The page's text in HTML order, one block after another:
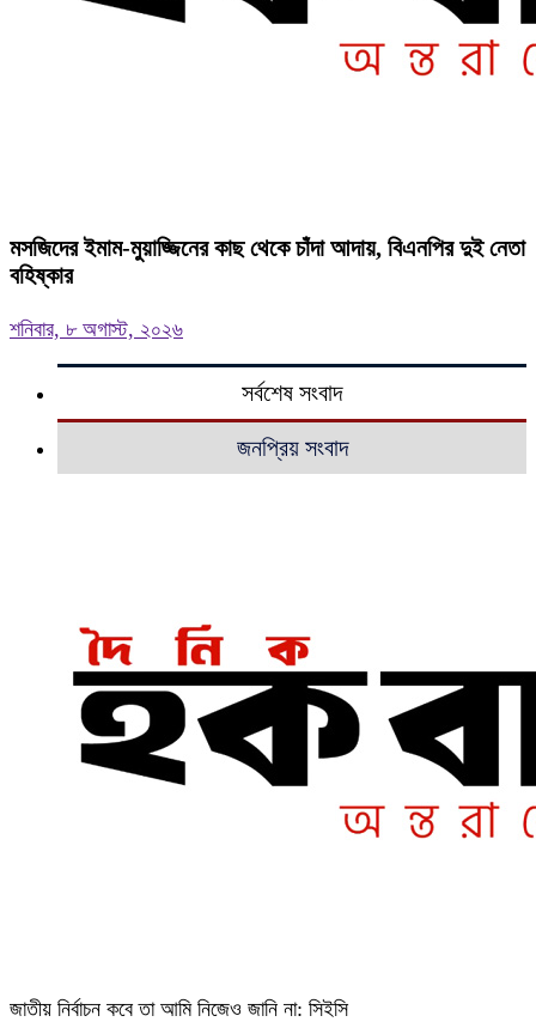
মসজিদের ইমাম-মুয়াজ্জিনের কাছ থেকে চাঁদা আদায়, বিএনপির দুই নেতা
বহিষ্কার
শনিবার, ৮ অগাস্ট, ২০২৬
সর্বশেষ সংবাদ
জনপ্রিয় সংবাদ
জাতীয় নির্বাচন কবে তা আমি নিজেও জানি না: সিইসি